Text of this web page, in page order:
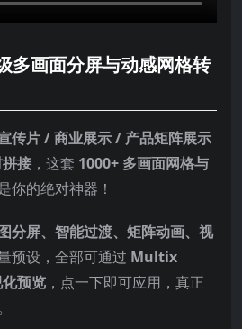
多画面分屏与动感网格转
传片 / 商业展示 / 产品矩阵展示
接 ，这套 1000+ 多画面网格与
你的绝对神器！
分屏、智能过渡、矩阵动画、视
预设，全部可通过 Multix
预览 ，点一下即可应用，真正